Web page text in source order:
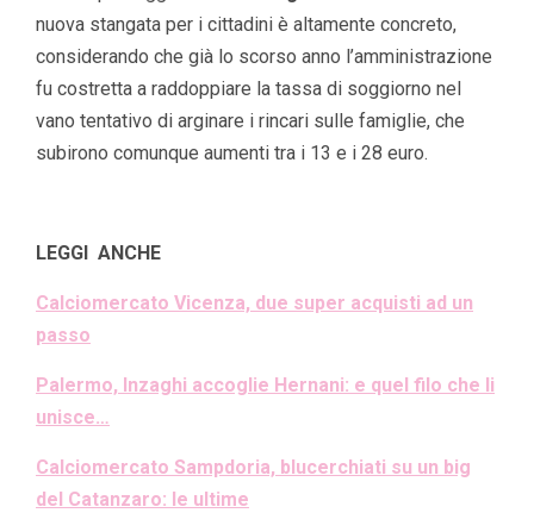
nuova stangata per i cittadini è altamente concreto,
considerando che già lo scorso anno l’amministrazione
fu costretta a raddoppiare la tassa di soggiorno nel
vano tentativo di arginare i rincari sulle famiglie, che
subirono comunque aumenti tra i 13 e i 28 euro.
LEGGI ANCHE
Calciomercato Vicenza, due super acquisti ad un
passo
Palermo, Inzaghi accoglie Hernani: e quel filo che li
unisce…
Calciomercato Sampdoria, blucerchiati su un big
del Catanzaro: le ultime